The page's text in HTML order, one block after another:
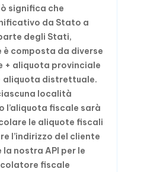
significa che
da Stato a
degli Stati,
è composta da diverse
aliquota provinciale
aliquota distrettuale.
località
l’aliquota fiscale sarà
le aliquote fiscali
l’indirizzo del cliente
la nostra API per le
fiscale